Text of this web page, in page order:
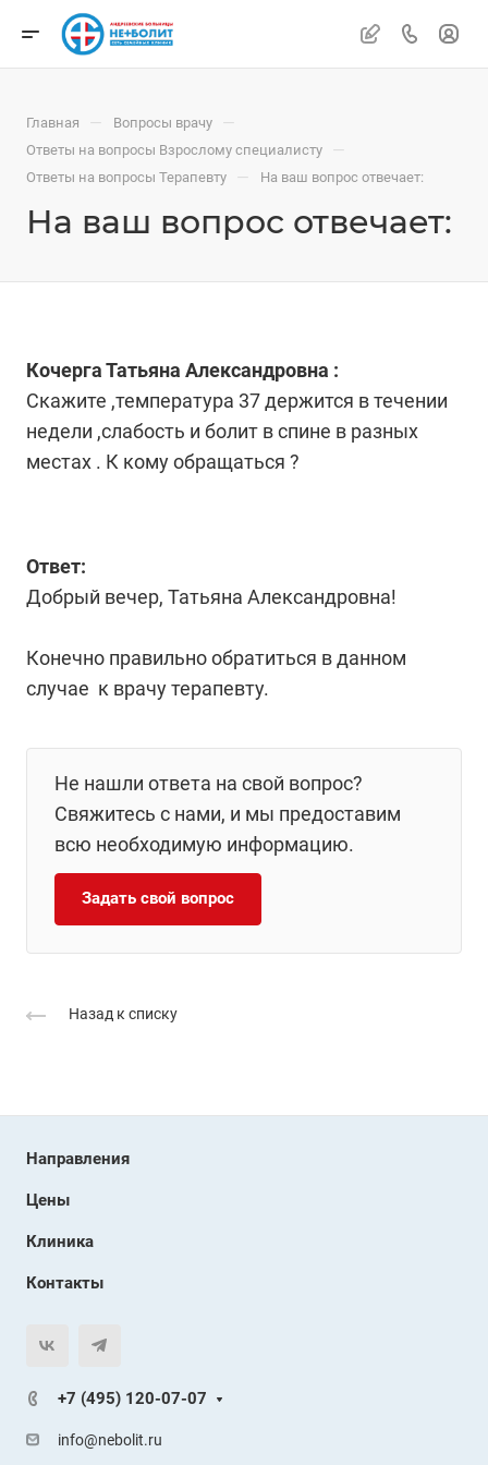
Главная — Вопросы врачу —
Ответы на вопросы Взрослому специалисту —
Ответы на вопросы Терапевту — На ваш вопрос отвечает:
На ваш вопрос отвечает:
Кочерга Татьяна Александровна :
Скажите ,температура 37 держится в течении
недели ,слабость и болит в спине в разных
местах . К кому обращаться ?
Ответ:
Добрый вечер, Татьяна Александровна!
Конечно правильно обратиться в данном
случае к врачу терапевту.
Не нашли ответа на свой вопрос?
Свяжитесь с нами, и мы предоставим
всю необходимую информацию.
Задать свой вопрос
Назад к списку
Направления
Цены
Клиника
Контакты
+7 (495) 120-07-07
info@nebolit.ru